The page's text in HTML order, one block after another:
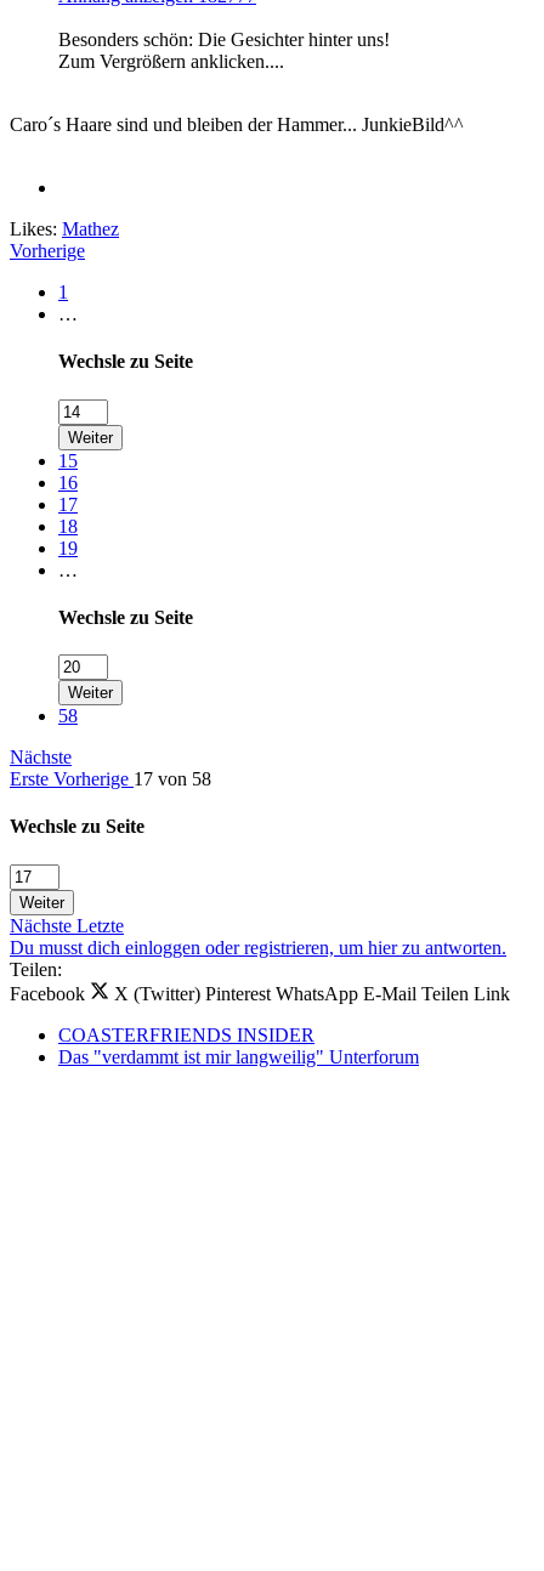
Besonders schön: Die Gesichter hinter uns!
Zum Vergrößern anklicken....
Caro´s Haare sind und bleiben der Hammer... JunkieBild^^
Likes: Mathez
Vorherige
1
…
Wechsle zu Seite
Weiter
15
16
17
18
19
…
Wechsle zu Seite
Weiter
58
Nächste
Erste Vorherige 17 von 58
Wechsle zu Seite
Weiter
Nächste Letzte
Du musst dich einloggen oder registrieren, um hier zu antworten.
Teilen:
Facebook
X (Twitter) Pinterest WhatsApp E-Mail Teilen Link
COASTERFRIENDS INSIDER
Das "verdammt ist mir langweilig" Unterforum